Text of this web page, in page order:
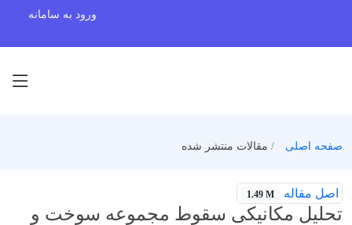
ورود به سامانه
صفحه اصلی مقالات منتشر شده
اصل مقاله 1.49 M
تحلیل مکانیکی سقوط مجموعه سوخت و